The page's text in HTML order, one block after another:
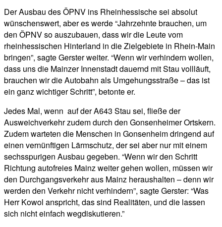
Der Ausbau des ÖPNV ins Rheinhessische sei absolut
wünschenswert, aber es werde “Jahrzehnte brauchen, um
den ÖPNV so auszubauen, dass wir die Leute vom
rheinhessischen Hinterland in die Zielgebiete in Rhein-Main
bringen”, sagte Gerster weiter. “Wenn wir verhindern wollen,
dass uns die Mainzer Innenstadt dauernd mit Stau vollläuft,
brauchen wir die Autobahn als Umgehungsstraße – das ist
ein ganz wichtiger Schritt”, betonte er.
Jedes Mal, wenn auf der A643 Stau sei, fließe der
Ausweichverkehr zudem durch den Gonsenheimer Ortskern.
Zudem warteten die Menschen in Gonsenheim dringend auf
einen vernünftigen Lärmschutz, der sei aber nur mit einem
sechsspurigen Ausbau gegeben. “Wenn wir den Schritt
Richtung autofreies Mainz weiter gehen wollen, müssen wir
den Durchgangsverkehr aus Mainz heraushalten – denn wir
werden den Verkehr nicht verhindern”, sagte Gerster: “Was
Herr Kowol anspricht, das sind Realitäten, und die lassen
sich nicht einfach wegdiskutieren.”